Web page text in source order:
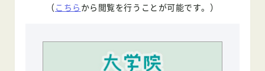
（こちら から閲覧を行うことが可能です。）